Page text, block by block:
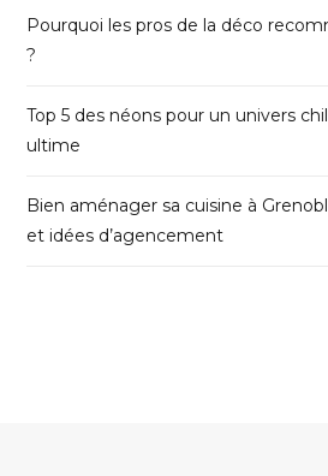
Pourquoi les pros de la déco
?
Top 5 des néons pour un univers
ultime
Bien aménager sa cuisine à
et idées d’agencement